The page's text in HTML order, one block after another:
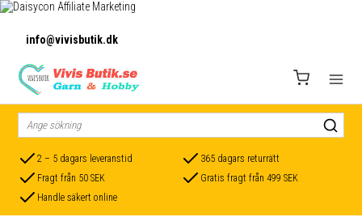
info@vivisbutik.dk
2 – 5 dagars leveranstid
365 dagars returrätt
Fragt från 50 SEK
Gratis fragt från 499 SEK
Handle säkert online